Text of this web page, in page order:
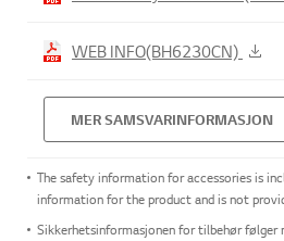
WEB INFO(BH6230CN)
MER SAMSVARINFORMASJON
The safety information for accessories is
information for the product and is not
Sikkerhetsinformasjonen for tilbehør følger